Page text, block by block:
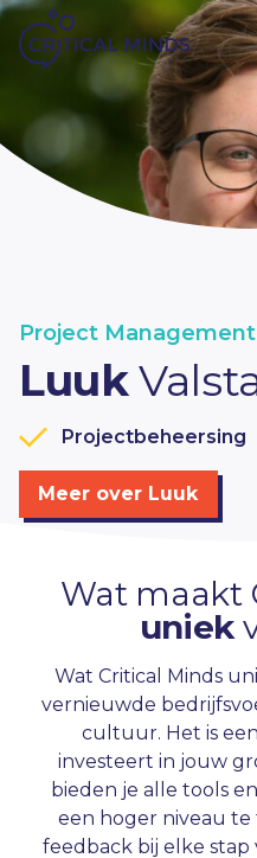
Ga naar de inhoud
Project
Luuk
Projectbeheersing
Meer over Luuk
Wat maakt
uniek
Wat Critical Minds
vernieuwde
cultuur. Het is
investeert in jouw
bieden je alle tools
een hoger niveau
feedback bij elke stap